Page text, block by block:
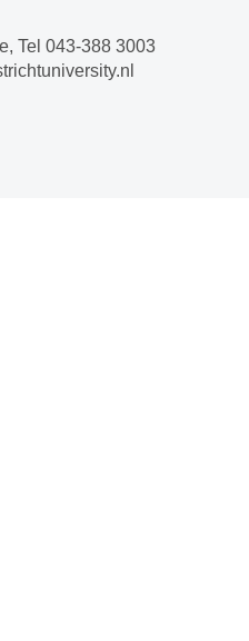
Tel 043-388 3003